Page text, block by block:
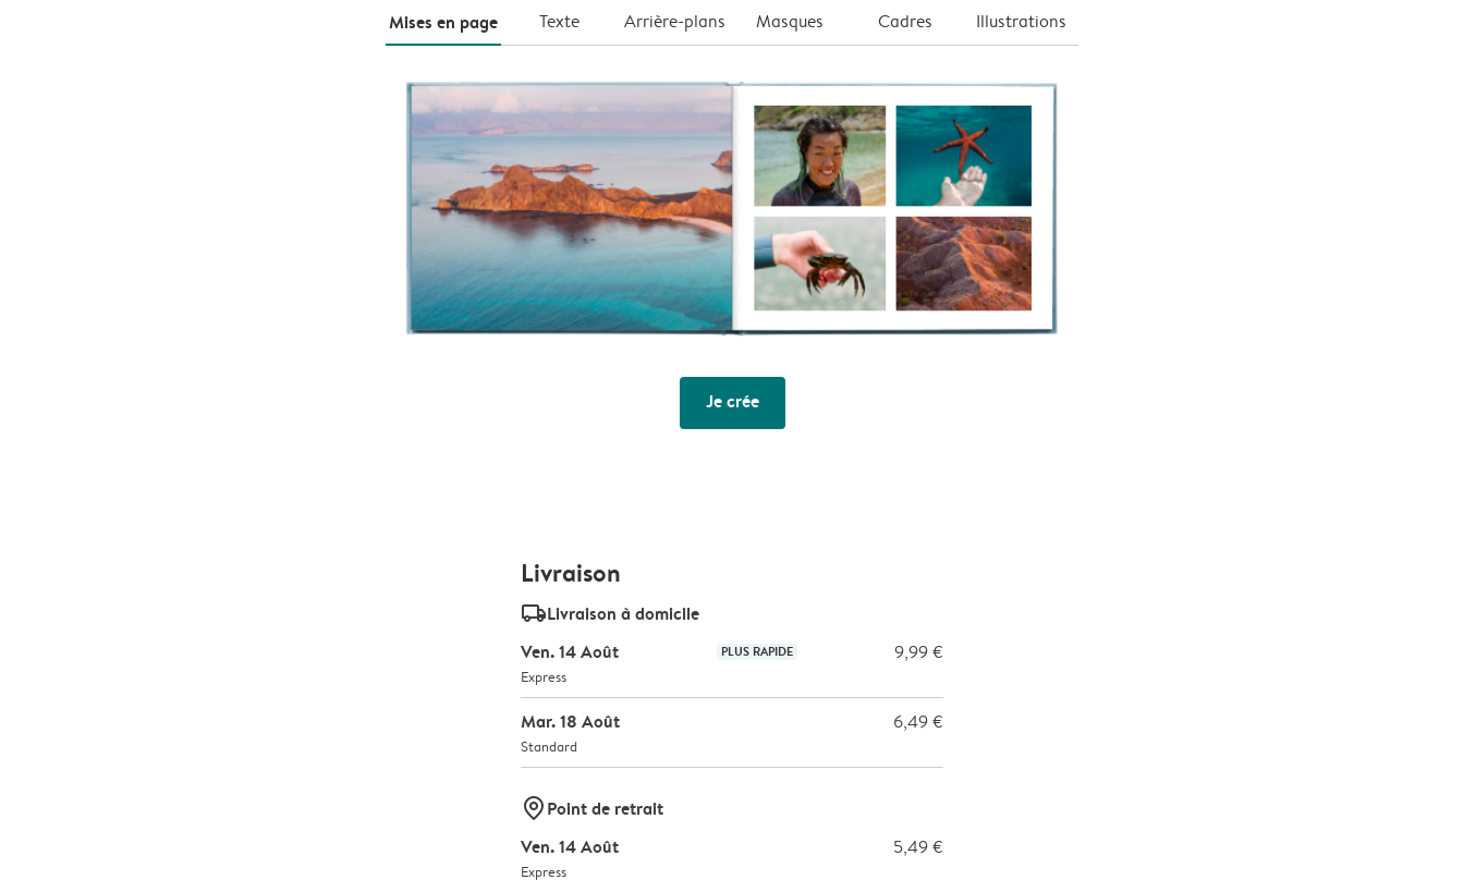
Mises en page Texte Arrière-plans Masques Cadres Illustrations
Je crée
Livraison
delivery_standard_v2Livraison à domicile
Ven. 14 Août
PLUS RAPIDE 9,99 €
Express
Mar. 18 Août 6,49 €
Standard
marker-pinPoint de retrait
Ven. 14 Août
5,49 €
Express